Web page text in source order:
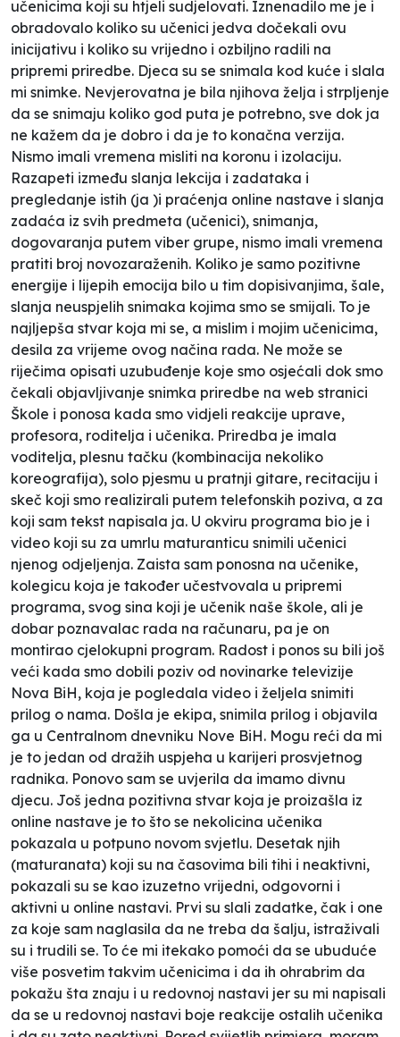
učenicima koji su htjeli sudjelovati. Iznenadilo me je i
obradovalo koliko su učenici jedva dočekali ovu
inicijativu i koliko su vrijedno i ozbiljno radili na
pripremi priredbe. Djeca su se snimala kod kuće i slala
mi snimke. Nevjerovatna je bila njihova želja i strpljenje
da se snimaju koliko god puta je potrebno, sve dok ja
ne kažem da je dobro i da je to konačna verzija.
Nismo imali vremena misliti na koronu i izolaciju.
Razapeti između slanja lekcija i zadataka i
pregledanje istih (ja )i praćenja online nastave i slanja
zadaća iz svih predmeta (učenici), snimanja,
dogovaranja putem viber grupe, nismo imali vremena
pratiti broj novozaraženih. Koliko je samo pozitivne
energije i lijepih emocija bilo u tim dopisivanjima, šale,
slanja neuspjelih snimaka kojima smo se smijali. To je
najljepša stvar koja mi se, a mislim i mojim učenicima,
desila za vrijeme ovog načina rada. Ne može se
riječima opisati uzubuđenje koje smo osjećali dok smo
čekali objavljivanje snimka priredbe na web stranici
Škole i ponosa kada smo vidjeli reakcije uprave,
profesora, roditelja i učenika. Priredba je imala
voditelja, plesnu tačku (kombinacija nekoliko
koreografija), solo pjesmu u pratnji gitare, recitaciju i
skeč koji smo realizirali putem telefonskih poziva, a za
koji sam tekst napisala ja. U okviru programa bio je i
video koji su za umrlu maturanticu snimili učenici
njenog odjeljenja. Zaista sam ponosna na učenike,
kolegicu koja je također učestvovala u pripremi
programa, svog sina koji je učenik naše škole, ali je
dobar poznavalac rada na računaru, pa je on
montirao cjelokupni program. Radost i ponos su bili još
veći kada smo dobili poziv od novinarke televizije
Nova BiH, koja je pogledala video i željela snimiti
prilog o nama. Došla je ekipa, snimila prilog i objavila
ga u Centralnom dnevniku Nove BiH. Mogu reći da mi
je to jedan od dražih uspjeha u karijeri prosvjetnog
radnika. Ponovo sam se uvjerila da imamo divnu
djecu. Još jedna pozitivna stvar koja je proizašla iz
online nastave je to što se nekolicina učenika
pokazala u potpuno novom svjetlu. Desetak njih
(maturanata) koji su na časovima bili tihi i neaktivni,
pokazali su se kao izuzetno vrijedni, odgovorni i
aktivni u online nastavi. Prvi su slali zadatke, čak i one
za koje sam naglasila da ne treba da šalju, istraživali
su i trudili se. To će mi itekako pomoći da se ubuduće
više posvetim takvim učenicima i da ih ohrabrim da
pokažu šta znaju i u redovnoj nastavi jer su mi napisali
da se u redovnoj nastavi boje reakcije ostalih učenika